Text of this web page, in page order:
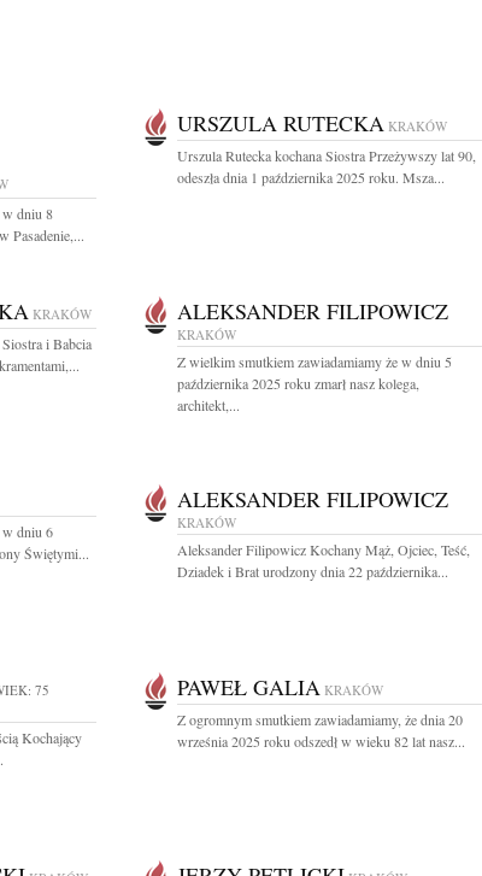
w dniu 8
Pasadenie,...
URSZULA RUTECKA KRAKÓW
Urszula Rutecka kochana Siostra Przeżywszy lat 90,
odeszła dnia 1 października 2025 roku. Msza...
KRAKÓW
i Babcia
ALEKSANDER FILIPOWICZ
KRAKÓW
Z wielkim smutkiem zawiadamiamy że w dniu 5
października 2025 roku zmarł nasz kolega,
architekt,...
w dniu 6
Świętymi...
ALEKSANDER FILIPOWICZ
KRAKÓW
Aleksander Filipowicz Kochany Mąż, Ojciec, Teść,
Dziadek i Brat urodzony dnia 22 października...
75
Kochający
PAWEŁ GALIA KRAKÓW
Z ogromnym smutkiem zawiadamiamy, że dnia 20
września 2025 roku odszedł w wieku 82 lat nasz...